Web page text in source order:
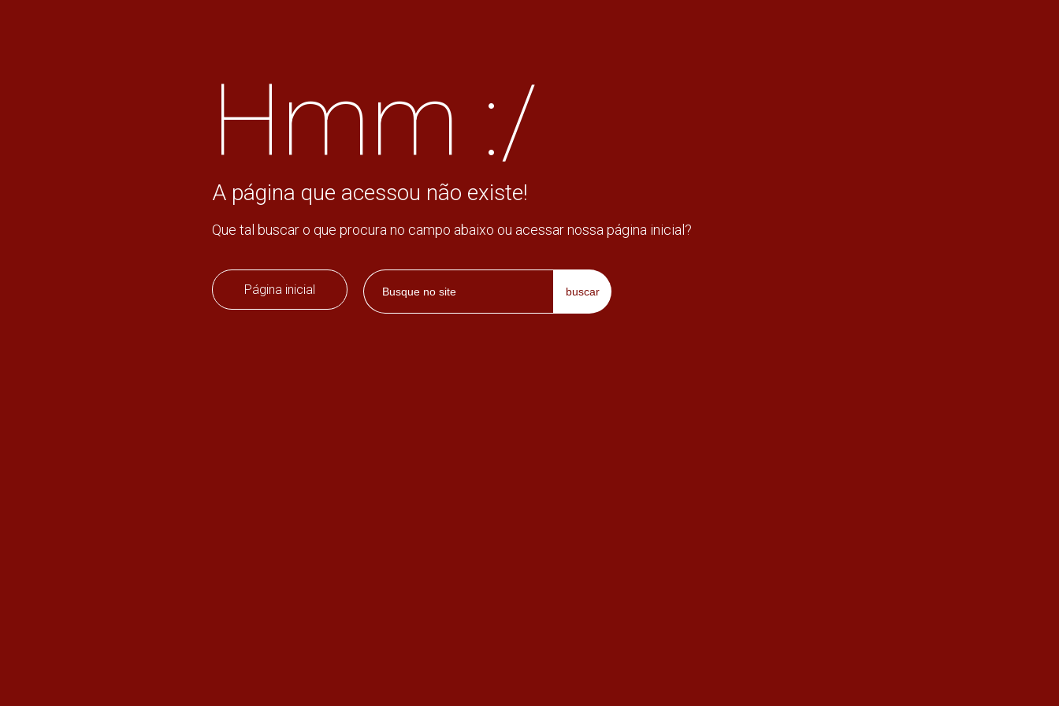
Hmm :/
A página que acessou não existe!
Que tal buscar o que procura no campo abaixo ou acessar nossa página inicial?
Página inicial